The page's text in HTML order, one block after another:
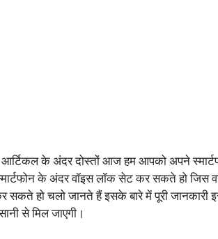
के अंदर दोस्तों आज हम आपको अपने
के अंदर वॉइस लॉक सेट कर सकते हो जिस
हो चलो जानते हैं इसके बारे में पूरी जानकारी
से मिल जाएगी।